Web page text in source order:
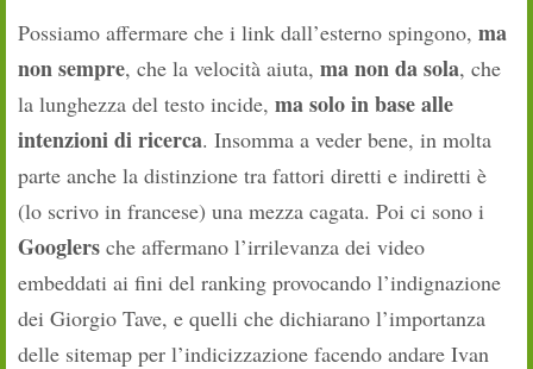
Possiamo affermare che i link dall’esterno spingono, ma
non sempre, che la velocità aiuta, ma non da sola, che
la lunghezza del testo incide, ma solo in base alle
intenzioni di ricerca. Insomma a veder bene, in molta
parte anche la distinzione tra fattori diretti e indiretti è
(lo scrivo in francese) una mezza cagata. Poi ci sono i
Googlers che affermano l’irrilevanza dei video
embeddati ai fini del ranking provocando l’indignazione
dei Giorgio Tave, e quelli che dichiarano l’importanza
delle sitemap per l’indicizzazione facendo andare Ivan